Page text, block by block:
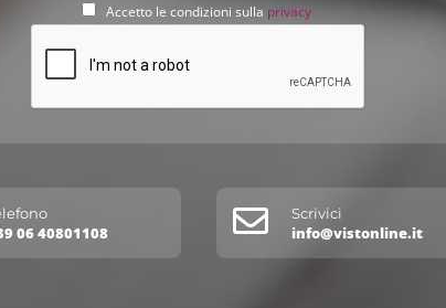
Accetto le condizioni sulla privacy
06 40801108  Scrivici
info@vistonline.it